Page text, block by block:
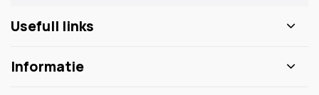
Usefull links
Informatie